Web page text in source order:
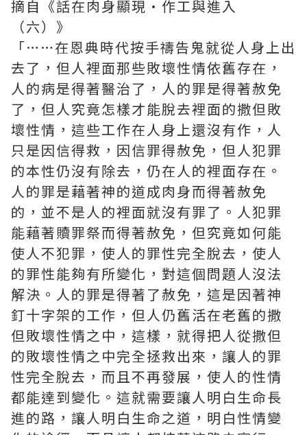
摘自《話在肉身顯現·作工與進入
（六）》
「……在恩典時代按手禱告鬼就從人身上出
去了，但人裡面那些敗壞性情依舊存在，
人的病是得著醫治了，人的罪是得著赦免
了，但人究竟怎樣才能脫去裡面的撒但敗
壞性情，這些工作在人身上還沒有作，人
只是因信得救，因信罪得赦免，但人犯罪
的本性仍沒有除去，仍在人的裡面存在。
人的罪是藉著神的道成肉身而得著赦免
的，並不是人的裡面就沒有罪了。人犯罪
能藉著贖罪祭而得著赦免，但究竟如何能
使人不犯罪，使人的罪性完全脫去，使人
的罪性能夠有所變化，對這個問題人沒法
解決。人的罪是得著了赦免，這是因著神
釘十字架的工作，但人仍舊活在老舊的撒
但敗壞性情之中，這樣，就得把人從撒但
的敗壞性情之中完全拯救出來，讓人的罪
性完全脫去，而且不再發展，使人的性情
都能達到變化。這就需要讓人明白生命長
進的路，讓人明白生命之道，明白性情變